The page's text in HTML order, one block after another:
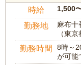
時給 1,500
勤務地
麻布十
（東
勤務時間
8時～
が可能